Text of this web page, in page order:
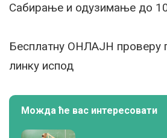
Сабирање и одузимање до
Бесплатну ОНЛАЈН проверу
линку испод
Можда ће вас интересовати